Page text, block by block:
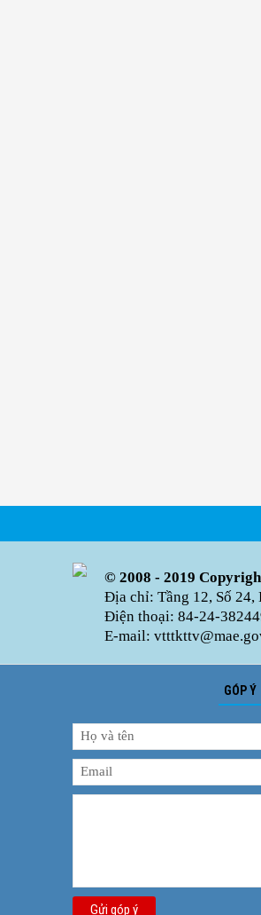
© 2008 - 2019
Địa chỉ: Tầng 12, Số 24,
Điện thoại: 84-24-
E-mail:
GÓP Ý
Gửi góp ý